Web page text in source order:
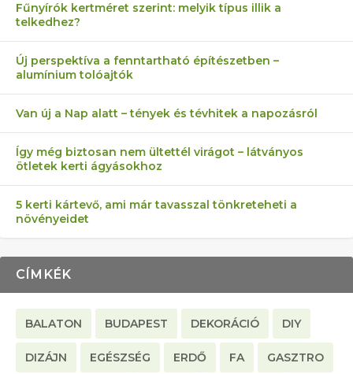
Fűnyírók kertméret szerint: melyik típus illik a
telkedhez?
Új perspektíva a fenntartható építészetben –
alumínium tolóajtók
Van új a Nap alatt – tények és tévhitek a napozásról
Így még biztosan nem ültettél virágot – látványos
ötletek kerti ágyásokhoz
5 kerti kártevő, ami már tavasszal tönkreteheti a
növényeidet
CÍMKÉK
BALATON BUDAPEST DEKORÁCIÓ DIY
DIZÁJN EGÉSZSÉG ERDŐ FA GASZTRO